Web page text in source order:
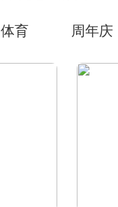
体育 周年庆